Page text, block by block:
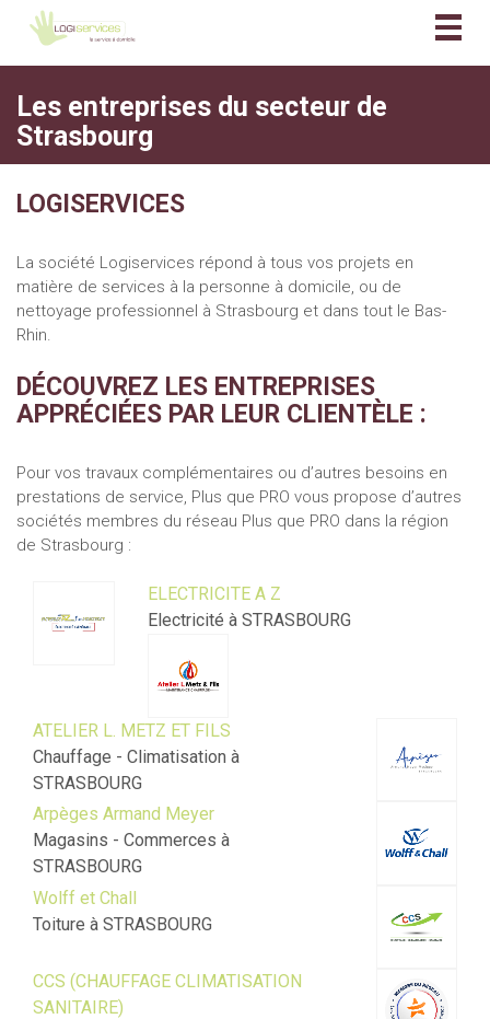
Les entreprises du secteur de
Strasbourg
LOGISERVICES
La société Logiservices répond à tous vos projets en
matière de services à la personne à domicile, ou de
nettoyage professionnel à Strasbourg et dans tout le Bas-
Rhin.
DÉCOUVREZ LES ENTREPRISES
APPRÉCIÉES PAR LEUR CLIENTÈLE :
Pour vos travaux complémentaires ou d’autres besoins en
prestations de service, Plus que PRO vous propose d’autres
sociétés membres du réseau Plus que PRO dans la région
de Strasbourg :
ELECTRICITE A Z
Electricité à STRASBOURG
ATELIER L. METZ ET FILS
Chauffage - Climatisation à
STRASBOURG
Arpèges Armand Meyer
Magasins - Commerces à
STRASBOURG
Wolff et Chall
Toiture à STRASBOURG
CCS (CHAUFFAGE CLIMATISATION
SANITAIRE)